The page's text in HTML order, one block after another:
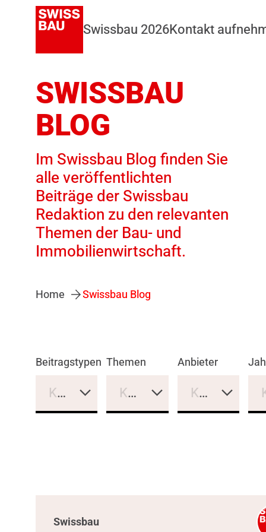
Swissbau 2026Kontakt
SWISSBAU
BLOG
Im Swissbau Blog finden Sie
alle veröffentlichten
Beiträge der Swissbau
Redaktion zu den relevanten
Themen der Bau- und
Immobilienwirtschaft.
Home Swissbau Blog
Beitragstypen
Keine Auswahl
Themen
Keine Auswahl
Anbieter
Keine
Swissbau